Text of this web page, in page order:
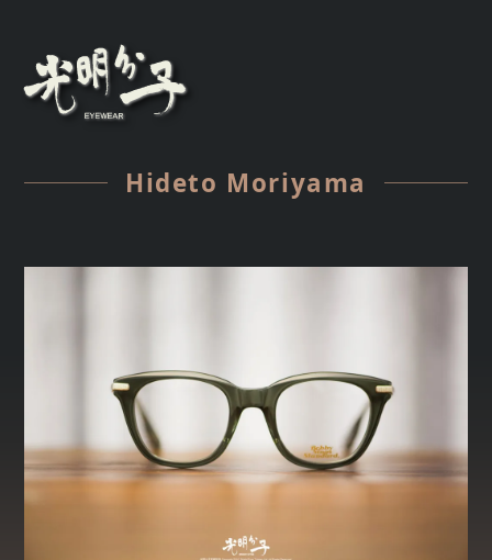
Hideto Moriyama